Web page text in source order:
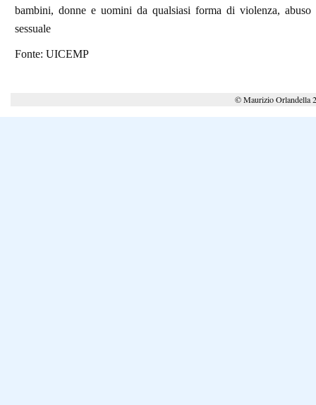
bambini, donne e uomini da qualsiasi forma di violenza, abuso
sessuale
Fonte: UICEMP
© Maurizio Orlandella